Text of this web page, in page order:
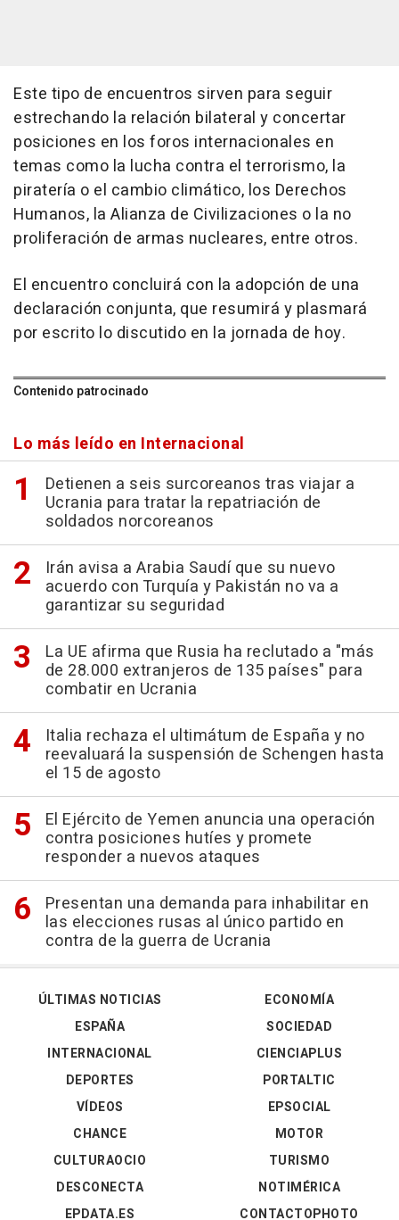
Este tipo de encuentros sirven para seguir
estrechando la relación bilateral y concertar
posiciones en los foros internacionales en
temas como la lucha contra el terrorismo, la
piratería o el cambio climático, los Derechos
Humanos, la Alianza de Civilizaciones o la no
proliferación de armas nucleares, entre otros.
El encuentro concluirá con la adopción de una
declaración conjunta, que resumirá y plasmará
por escrito lo discutido en la jornada de hoy.
Contenido patrocinado
Lo más leído en Internacional
Detienen a seis surcoreanos tras viajar a
Ucrania para tratar la repatriación de
soldados norcoreanos
Irán avisa a Arabia Saudí que su nuevo
acuerdo con Turquía y Pakistán no va a
garantizar su seguridad
La UE afirma que Rusia ha reclutado a "más
de 28.000 extranjeros de 135 países" para
combatir en Ucrania
Italia rechaza el ultimátum de España y no
reevaluará la suspensión de Schengen hasta
el 15 de agosto
El Ejército de Yemen anuncia una operación
contra posiciones hutíes y promete
responder a nuevos ataques
Presentan una demanda para inhabilitar en
las elecciones rusas al único partido en
contra de la guerra de Ucrania
ÚLTIMAS NOTICIAS
ESPAÑA
INTERNACIONAL
DEPORTES
VÍDEOS
ECONOMÍA
SOCIEDAD
CIENCIAPLUS
PORTALTIC
EPSOCIAL
CHANCE
CULTURAOCIO
DESCONECTA
EPDATA.ES
MOTOR
TURISMO
NOTIMÉRICA
CONTACTOPHOTO